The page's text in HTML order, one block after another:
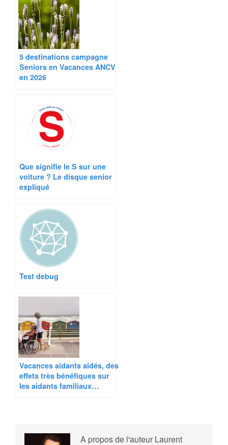
5 destinations campagne
Seniors en Vacances ANCV
en 2026
Que signifie le S sur une
voiture ? Le disque senior
expliqué
Test debug
Vacances aidants aidés, des
effets très bénéfiques sur
les aidants familiaux…
A propos de l'auteur Laurent